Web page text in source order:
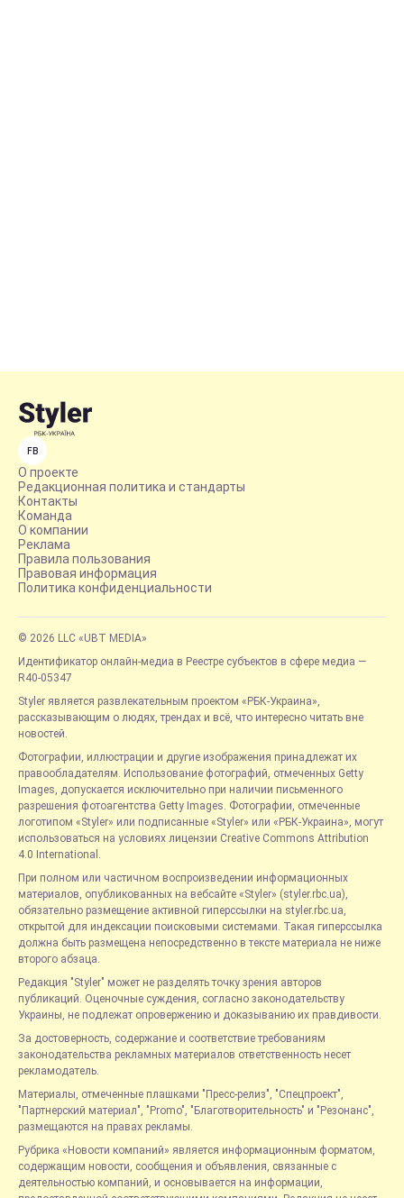
FB
О проекте
Редакционная политика и стандарты
Контакты
Команда
О компании
Реклама
Правила пользования
Правовая информация
Политика конфиденциальности
© 2026 LLC «UBT MEDIA»
Идентификатор онлайн-медиа в Реестре субъектов в сфере медиа —
R40-05347
Styler является развлекательным проектом «РБК-Украина»,
рассказывающим о людях, трендах и всё, что интересно читать вне
новостей.
Фотографии, иллюстрации и другие изображения принадлежат их
правообладателям. Использование фотографий, отмеченных Getty
Images, допускается исключительно при наличии письменного
разрешения фотоагентства Getty Images. Фотографии, отмеченные
логотипом «Styler» или подписанные «Styler» или «РБК-Украина», могут
использоваться на условиях лицензии Creative Commons Attribution
4.0 International.
При полном или частичном воспроизведении информационных
материалов, опубликованных на вебсайте «Styler» (styler.rbc.ua),
обязательно размещение активной гиперссылки на styler.rbc.ua,
открытой для индексации поисковыми системами. Такая гиперссылка
должна быть размещена непосредственно в тексте материала не ниже
второго абзаца.
Редакция "Styler" может не разделять точку зрения авторов
публикаций. Оценочные суждения, согласно законодательству
Украины, не подлежат опровержению и доказыванию их правдивости.
За достоверность, содержание и соответствие требованиям
законодательства рекламных материалов ответственность несет
рекламодатель.
Материалы, отмеченные плашками "Пресс-релиз", "Спецпроект",
"Партнерский материал", "Promo", "Благотворительность" и "Резонанс",
размещаются на правах рекламы.
Рубрика «Новости компаний» является информационным форматом,
содержащим новости, сообщения и объявления, связанные с
деятельностью компаний, и основывается на информации,